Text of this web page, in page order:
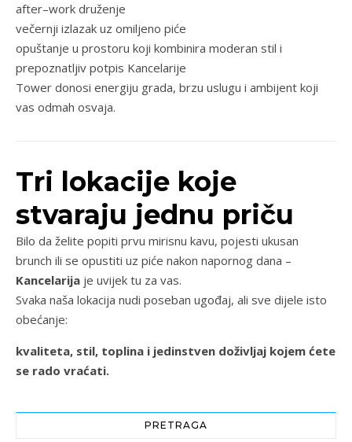
after–work druženje
večernji izlazak uz omiljeno piće
opuštanje u prostoru koji kombinira moderan stil i
prepoznatljiv potpis Kancelarije
Tower donosi energiju grada, brzu uslugu i ambijent koji
vas odmah osvaja.
Tri lokacije koje
stvaraju jednu priču
Bilo da želite popiti prvu mirisnu kavu, pojesti ukusan
brunch ili se opustiti uz piće nakon napornog dana –
Kancelarija je uvijek tu za vas.
Svaka naša lokacija nudi poseban ugođaj, ali sve dijele isto
obećanje:
kvaliteta, stil, toplina i jedinstven doživljaj kojem ćete
se rado vraćati.
PRETRAGA